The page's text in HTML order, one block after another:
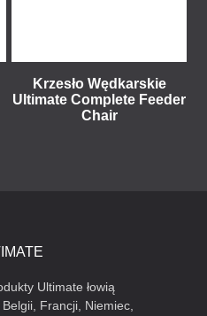
Krzesło Wędkarskie
Ultimate Complete Feeder
Chair
Ultimate łowią
Francji, Niemiec,